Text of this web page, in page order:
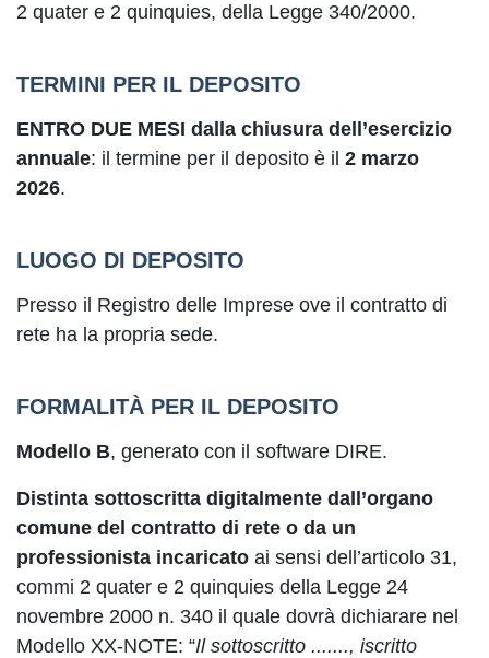
2 quater e 2 quinquies, della Legge 340/2000.
TERMINI PER IL DEPOSITO
ENTRO DUE MESI dalla chiusura dell’esercizio
annuale: il termine per il deposito è il 2 marzo
2026.
LUOGO DI DEPOSITO
Presso il Registro delle Imprese ove il contratto di
rete ha la propria sede.
FORMALITÀ PER IL DEPOSITO
Modello B, generato con il software DIRE.
Distinta sottoscritta digitalmente dall’organo
comune del contratto di rete o da un
professionista incaricato ai sensi dell’articolo 31,
commi 2 quater e 2 quinquies della Legge 24
novembre 2000 n. 340 il quale dovrà dichiarare nel
Modello XX-NOTE: “Il sottoscritto ......., iscritto